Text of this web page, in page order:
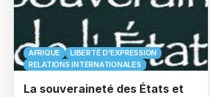
AFRIQUE
LIBERTÉ D'EXPRESSION
RELATIONS INTERNATIONALES
La souveraineté des États et